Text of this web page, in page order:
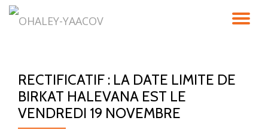
RECTIFICATIF : LA DATE LIMITE DE
BIRKAT HALEVANA EST LE
VENDREDI 19 NOVEMBRE